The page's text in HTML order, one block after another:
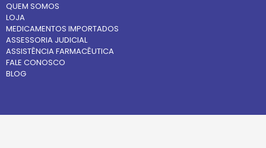
QUEM SOMOS
LOJA
MEDICAMENTOS IMPORTADOS
ASSESSORIA JUDICIAL
ASSISTÊNCIA FARMACÊUTICA
FALE CONOSCO
BLOG